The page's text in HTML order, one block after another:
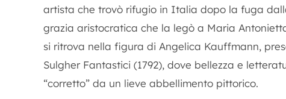
artista che trovò rifugio in Italia dopo la fuga
grazia aristocratica che la legò a Maria
si ritrova nella figura di Angelica Kauffmann,
Sulgher Fantastici (1792), dove bellezza e
“corretto” da un lieve abbellimento pittorico.